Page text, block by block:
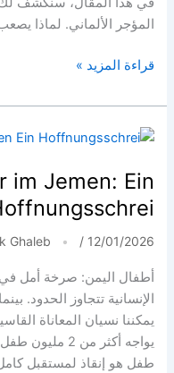
المؤجر الألماني. لماذا
دليل
في
ألمانيا
قراءة المزيد »
im Jemen: Ein
Ghaleb / 12/01/2026
الإنسانية تتجاوز الحدود.
يمكننا نسيان المعاناة
يواجه أكثر من
طفل هو إنقاذ لمستقبل